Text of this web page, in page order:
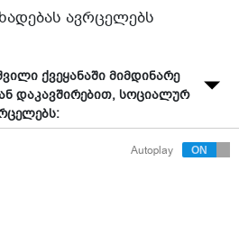
ავრცელებს
ქვეყანაში მიმდინარე
დაკავშირებით, სოციალურ
აქვს თავისი
Autoplay